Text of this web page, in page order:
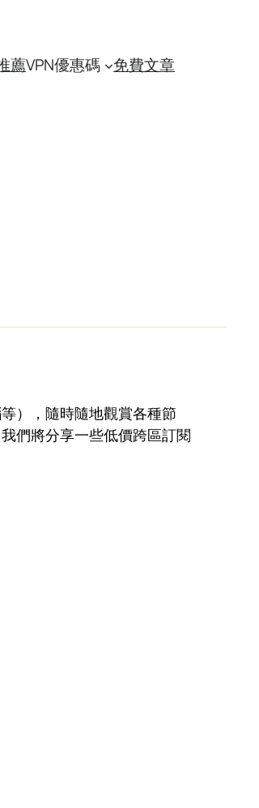
薦VPN優惠碼 免費文章
），隨時隨地觀賞各種節
們將分享一些低價跨區訂閱